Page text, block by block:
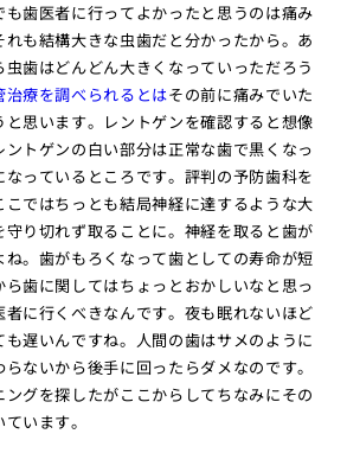
も歯医者に行ってよかったと思うのは痛み
も結構大きな虫歯だと分かったから。あ
歯はどんどん大きくなっていっただろう
療を調べられるとはその前に痛みでいた
思います。レントゲンを確認すると想像
トゲンの白い部分は正常な歯で黒くなっ
っているところです。評判の予防歯科を
ではちっとも結局神経に達するような大
守り切れず取ることに。神経を取ると歯が
。歯がもろくなって歯としての寿命が短
歯に関してはちょっとおかしいなと思っ
に行くべきなんです。夜も眠れないほど
遅いんですね。人間の歯はサメのように
ないから後手に回ったらダメなのです。
グを探したがここからしてちなみにその
います。